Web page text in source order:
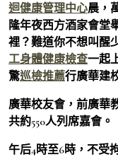
迴健康管理中心晨，
隆年夜西方酒家會堂
裡？難道你不想叫醒
工身體健康檢查一起
驚巡檢推薦行廣華建
廣華校友會，前廣華
共約550人列席嘉會。
午后4時至6時，不受